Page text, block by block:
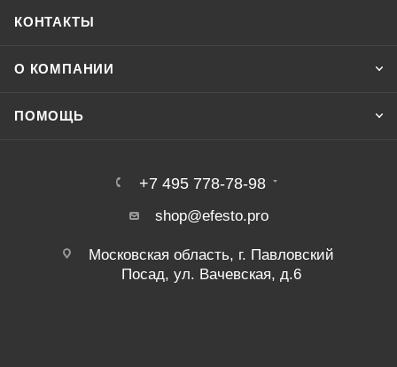
КОНТАКТЫ
О КОМПАНИИ
ПОМОЩЬ
+7 495 778-78-98
shop@efesto.pro
Московская область, г. Павловский
Посад, ул. Вачевская, д.6